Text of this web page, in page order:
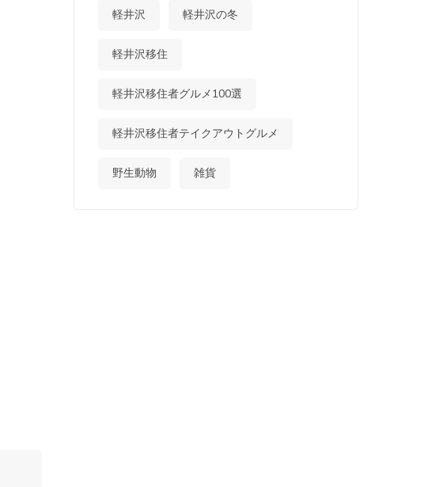
軽井沢 軽井沢の冬
軽井沢移住
軽井沢移住者グルメ100選
軽井沢移住者テイクアウトグルメ
野生動物 雑貨